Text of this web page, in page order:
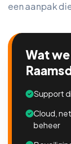
een aanpak
Wat
Support
Cloud,
beheer